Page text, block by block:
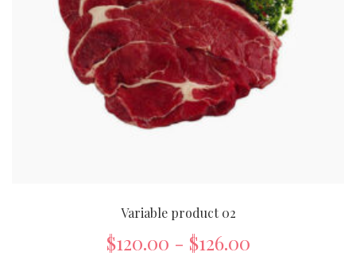
Variable product 02
$120.00 - $126.00